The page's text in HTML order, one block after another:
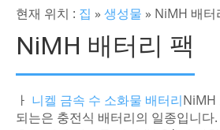
현재 위치 : 집 » 생성물 » NiMH 배터
NiMH 배터리 팩
ㅏ 니켈 금속 수 소화물 배터리NiMH
되는은 충전식 배터리의 일종입니다